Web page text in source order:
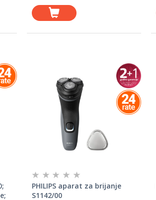
PHILIPS aparat za brijanje
S1142/00